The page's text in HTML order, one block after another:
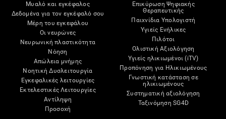
Μυαλό και εγκέφαλος
Δεδομένα για τον εγκέφαλό σου
Μέρη του εγκεφάλου
Οι νευρώνες
Νευρωνική πλαστικότητα
Νόηση
Απώλεια μνήμης
Νοητική Δυσλειτουργία
Εγκεφαλικές λειτουργίες
Εκτελεστικές Λειτουργίες
Αντίληψη
Προσοχή
Επικύρωση Ψηφιακής
Θεραπευτικής
Παιχνίδια Υπολογιστή
Υγιείς Ενήλικες
Πιλότοι
Ολιστική Αξιολόγηση
Υγιείς ηλικιωμένοι (iTV)
Προπόνηση για Ηλικιωμένους
Γνωστική κατάσταση σε
ηλικιωμένους
Συστηματική αξιολόγηση
Ταξινόμηση SG4D